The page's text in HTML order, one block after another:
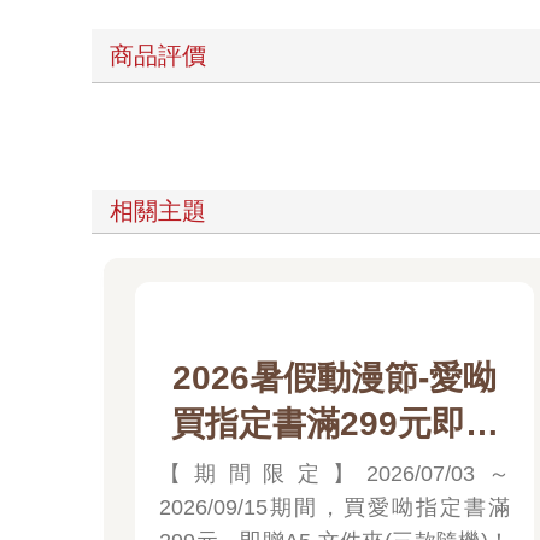
商品評價
相關主題
2026暑假動漫節-愛呦
買指定書滿299元即贈
A5 文件夾(三款隨機)
【期間限定】2026/07/03～
2026/09/15期間，買愛呦指定書滿